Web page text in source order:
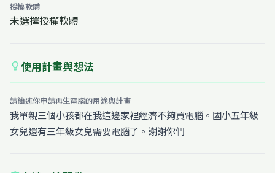
授權軟體
未選擇授權軟體
lightbulb 使用計畫與想法
請簡述你申請再生電腦的用途與計畫
我單親三個小孩都在我這邊家裡經濟不夠買電腦。國小五年級
女兒還有三年級女兒需要電腦了。謝謝你們